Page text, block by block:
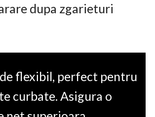
dupa zgarieturi
flexibil, perfect pentru
curbate. Asigura o